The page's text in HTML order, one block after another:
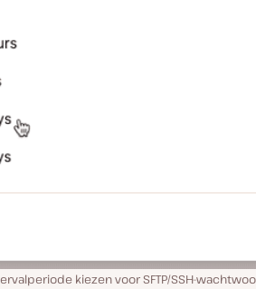
kiezen voor SFTP/SSH-